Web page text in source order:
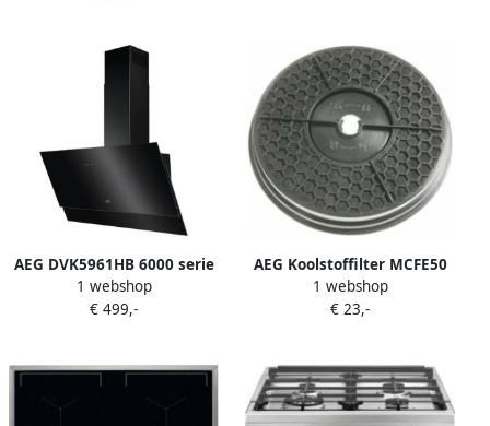
AEG DVK5961HB 6000 serie
Wand afzuigkap (90 cm)
1 webshop
€ 499,-
AEG Koolstoffilter MCFE50
EFF57F Afzuigkapaccessoire
Geschikt voor Zanussi
1 webshop
€ 23,-